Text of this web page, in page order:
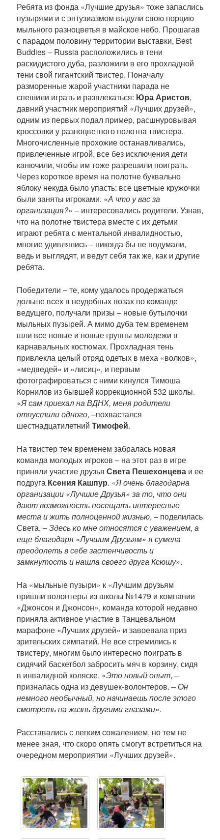
Ребята из фонда «Лучшие друзья» тоже запаслись
пузырями и с энтузиазмом выдули свою порцию
мыльного разноцветья в майское небо. Прошагав
с парадом половину территории выставки, Best
Buddies – Russia расположились в тени
раскидистого дуба, разложили в его прохладной
тени свой гигантский твистер. Поначалу
разморенные жарой участники парада не
спешили играть и развлекаться: Юра Аристов,
давний участник мероприятий «Лучших друзей»,
одним из первых подал пример, расшнуровывая
кроссовки у разноцветного полотна твистера.
Многочисленные прохожие останавливались,
привлеченные игрой, все без исключения дети
канючили, чтобы им тоже разрешили поиграть.
Через короткое время на полотне буквально
яблоку некуда было упасть: все цветные кружочки
были заняты игроками. «А что у вас за
организация?» – интересовались родители. Узнав,
что на полотне твистера вместе с их детьми
играют ребята с ментальной инвалидностью,
многие удивлялись – никогда бы не подумали,
ведь и выглядят, и ведут себя так же, как и другие
ребята.
Победители – те, кому удалось продержаться
дольше всех в неудобных позах по команде
ведущего, получали призы – новые бутылочки
мыльных пузырей. А мимо дуба тем временем
шли все новые и новые группы молодежи в
карнавальных костюмах. Прохладная тень
привлекла целый отряд одетых в меха «волков»,
«медведей» и «лисиц», и первым
фотографироваться с ними кинулся Тимоша
Корнилов из бывшей коррекционной 532 школы.
«Я сам приехал на ВДНХ, меня родители
отпустили одного, –похвастался
шестнадцатилетний Тимофей.
На твистер тем временем забралась новая
команда молодых игроков – на этот раз в игре
приняли участие друзья Света Пешехонцеваи ее
подруга Ксения Кашпур. «Я очень благодарна
организации «Лучшие Друзья» за то, что они
дают возможность посещать интересные
места и жить полноценной жизнью, – поделилась
Света. –Здесь ко мне относятся с уважением, а
еще благодаря «Лучшим Друзьям» я сумела
преодолеть в себе застенчивость и
замкнутость и нашла своего друга Ксюшу».
На «мыльные пузыри» к «Лучшим друзьям
пришли волонтеры из школы №1479 и компании
«Джонсон и Джонсон», команда которой недавно
приняла активное участие в Танцевальном
марафоне «Лучших друзей» и завоевала приз
зрительских симпатий. Не все стремились к
твистеру, многим было интересно поиграть в
сидячий баскетбол забросить мяч в корзину, сидя
в инвалидной коляске. «Это новый опыт, –
призналась одна из девушек-волонтеров. – Он
немного необычный, но начинаешь после этого
смотреть на жизнь другими глазами».
Расставались с легким сожалением, но тем не
менее зная, что скоро опять смогут встретиться на
очередном мероприятии «Лучших друзей».